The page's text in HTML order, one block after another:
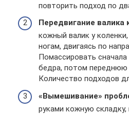
повторить подход по
Передвигание валика
кожный валик у
ногам, двигаясь по
Помассировать
бедра, потом переднюю
Количество подходов
«Вымешивание»
руками кожную складку,